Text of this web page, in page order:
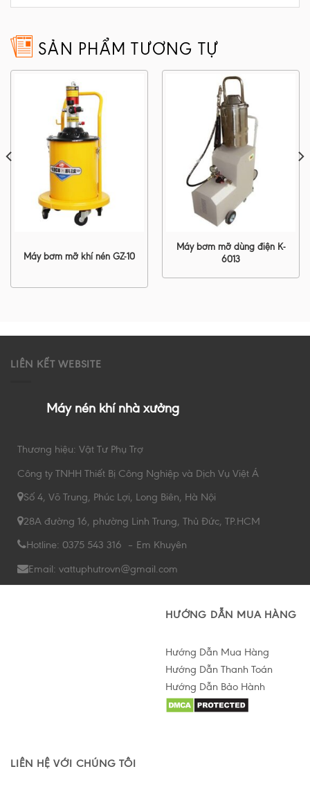
SẢN PHẨM TƯƠNG TỰ
Máy bơm mỡ khí nén GZ-10
Máy bơm mỡ dùng điện K-
6013
LIÊN KẾT WEBSITE
Máy nén khí nhà xưởng
Thương hiệu: Vật Tư Phụ Trợ
Công ty TNHH Thiết Bị Công Nghiệp và Dịch Vụ Việt Á
Số 4, Võ Trung, Phúc Lợi, Long Biên, Hà Nội
28A đường 16, phường Linh Trung, Thủ Đức, TP.HCM
Hotline: 0375 543 316 – Em Khuyên
Email: vattuphutrovn@gmail.com
HƯỚNG DẪN MUA HÀNG
Hướng Dẫn Mua Hàng
Hướng Dẫn Thanh Toán
Hướng Dẫn Bảo Hành
LIÊN HỆ VỚI CHÚNG TÔI